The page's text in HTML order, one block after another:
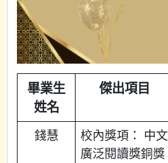
畢業生
姓名
傑出項目
錢慧
校內獎項： 中文
廣泛閱讀獎銅獎